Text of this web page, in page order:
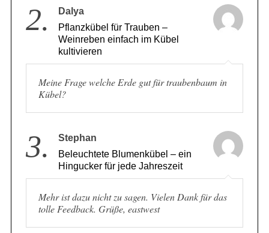
2.
Dalya
Pflanzkübel für Trauben –
Weinreben einfach im Kübel
kultivieren
Meine Frage welche Erde gut für traubenbaum in
Kübel?
3.
Stephan
Beleuchtete Blumenkübel – ein
Hingucker für jede Jahreszeit
Mehr ist dazu nicht zu sagen. Vielen Dank für das
tolle Feedback. Grüße, eastwest